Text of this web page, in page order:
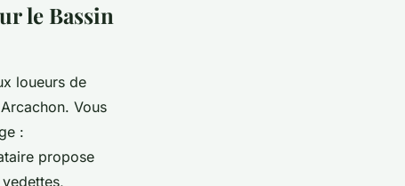
le Bassin
loueurs de
Vous
:
propose